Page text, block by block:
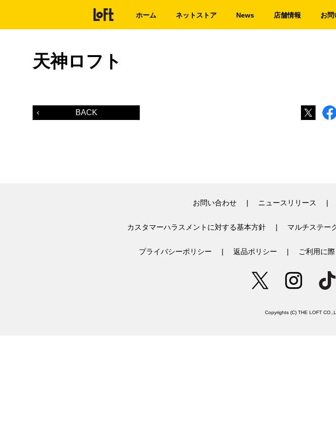
ホーム ネットストア News 店舗情報 お問
天神ロフト
BACK
お問い合わせ ニュースリリース
カスタマーハラスメントに対する基本方針 マルチステー
プライバシーポリシー 返品ポリシー ご利用に
Copyrights (C) THE LOFT